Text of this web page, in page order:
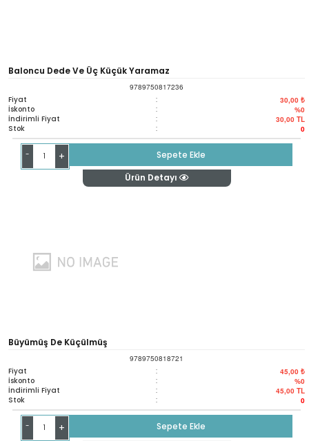
Baloncu Dede Ve Üç Küçük Yaramaz
9789750817236
Fiyat : 30,00 ₺
İskonto : %0
İndirimli Fiyat : 30,00 TL
Stok : 0
- +
Sepete Ekle
Ürün Detayı
Büyümüş De Küçülmüş
9789750818721
Fiyat : 45,00 ₺
İskonto : %0
İndirimli Fiyat : 45,00 TL
Stok : 0
- +
Sepete Ekle